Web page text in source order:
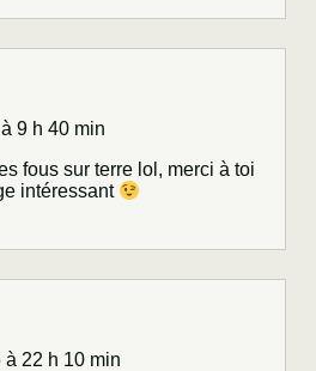
9 h 40 min
fous sur terre lol, merci à toi
intéressant
22 h 10 min